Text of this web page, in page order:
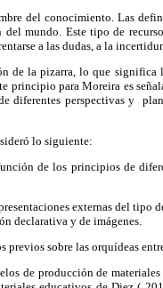
del conocimiento. Las
mundo. Este tipo de
a las dudas, a la
de la pizarra, lo que significa
principio para Moreira es
diferentes perspectivas y
lo siguiente:
de los principios de
externas del
declarativa y de imágenes.
previos sobre las orquídeas
de producción de